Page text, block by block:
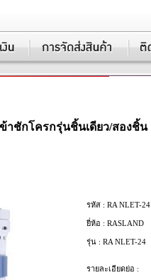
าชักโครกรุ่นชิ้นเดียว/สองชิ้น
รหัส : RA NLET-24
ยี่ห้อ : RASLAND
รุ่น : RA NLET-24
รายละเอียดย่อ :